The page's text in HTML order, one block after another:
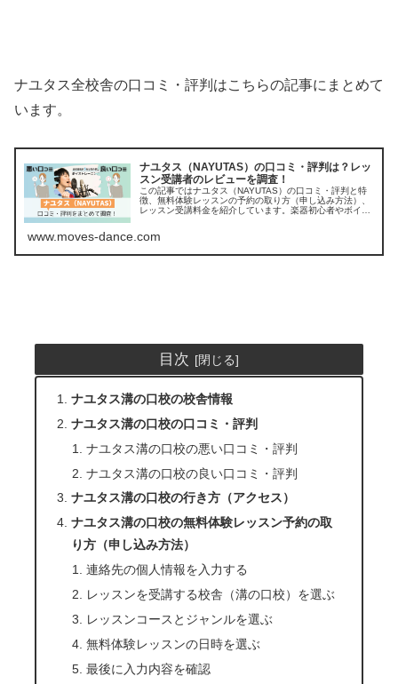
ナユタス全校舎の口コミ・評判はこちらの記事にまとめて
います。
ナユタス（NAYUTAS）の口コミ・評判は？レッ
スン受講者のレビューを調査！
この記事ではナユタス（NAYUTAS）の口コミ・評判と特
徴、無料体験レッスンの予約の取り方（申し込み方法）、
レッスン受講料金を紹介しています。楽器初心者やボイト
www.moves-dance.com
目次
ナユタス溝の口校の校舎情報
ナユタス溝の口校の口コミ・評判
ナユタス溝の口校の悪い口コミ・評判
ナユタス溝の口校の良い口コミ・評判
ナユタス溝の口校の行き方（アクセス）
ナユタス溝の口校の無料体験レッスン予約の取
り方（申し込み方法）
連絡先の個人情報を入力する
レッスンを受講する校舎（溝の口校）を選ぶ
レッスンコースとジャンルを選ぶ
無料体験レッスンの日時を選ぶ
最後に入力内容を確認